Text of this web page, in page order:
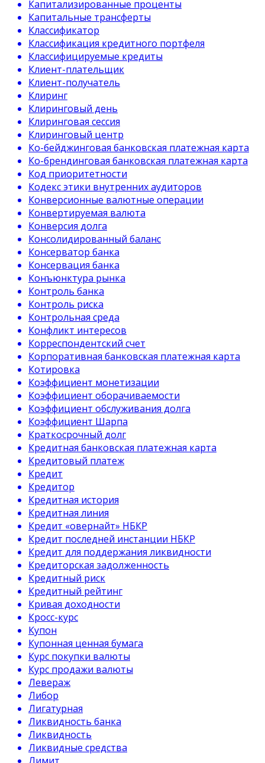
Капитализированные проценты
Капитальные трансферты
Классификатор
Классификация кредитного портфеля
Классифицируемые кредиты
Клиент-плательщик
Клиент-получатель
Клиринг
Клиринговый день
Клиринговая сессия
Клиринговый центр
Ко-бейджинговая банковская платежная карта
Ко-брендинговая банковская платежная карта
Код приоритетности
Кодекс этики внутренних аудиторов
Конверсионные валютные операции
Конвертируемая валюта
Конверсия долга
Консолидированный баланс
Консерватор банка
Консервация банка
Конъюнктура рынка
Контроль банка
Контроль риска
Контрольная среда
Конфликт интересов
Корреспондентский счет
Корпоративная банковская платежная карта
Котировка
Коэффициент монетизации
Коэффициент оборачиваемости
Коэффициент обслуживания долга
Коэффициент Шарпа
Краткосрочный долг
Кредитная банковская платежная карта
Кредитовый платеж
Кредит
Кредитор
Кредитная история
Кредитная линия
Кредит «овернайт» НБКР
Кредит последней инстанции НБКР
Кредит для поддержания ликвидности
Кредиторская задолженность
Кредитный риск
Кредитный рейтинг
Кривая доходности
Кросс-курс
Купон
Купонная ценная бумага
Курс покупки валюты
Курс продажи валюты
Левераж
Либор
Лигатурная
Ликвидность банка
Ликвидность
Ликвидные средства